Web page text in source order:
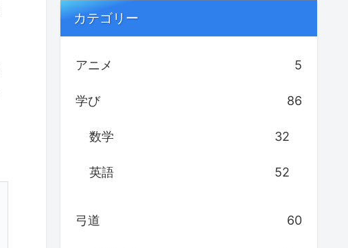
カテゴリー
アニメ 5
学び 86
数学 32
英語 52
弓道 60